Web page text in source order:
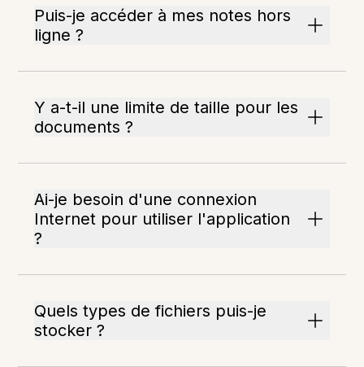
Puis-je accéder à mes notes hors
ligne ?
Y a-t-il une limite de taille pour les
documents ?
Ai-je besoin d'une connexion
Internet pour utiliser l'application
?
Quels types de fichiers puis-je
stocker ?